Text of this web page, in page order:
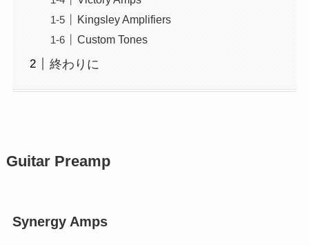
Kingsley Amplifiers
Custom Tones
終わりに
Guitar Preamp
Synergy Amps